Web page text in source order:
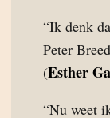
“Ik denk
Peter
(Esther
“Nu weet